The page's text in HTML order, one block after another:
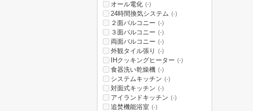
オール電化 (-)
24時間換気システム (-)
２面バルコニー (-)
３面バルコニー (-)
両面バルコニー (-)
外観タイル張り (-)
IHクッキングヒーター (-)
食器洗い乾燥機 (-)
システムキッチン (-)
対面式キッチン (-)
アイランドキッチン (-)
追焚機能浴室 (-)